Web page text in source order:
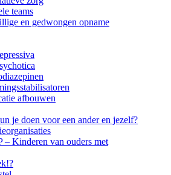
teams
en gedwongen opname
afbouwen
je doen voor een ander en jezelf?
– Kinderen van ouders met